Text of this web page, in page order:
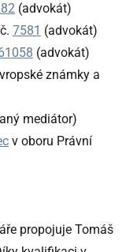
(advokát)
7581 (advokát)
(advokát)
známky a
mediátor)
v oboru Právní
propojuje Tomáš